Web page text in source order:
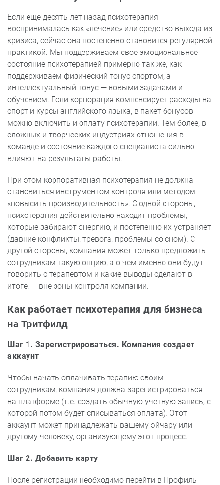
Если еще десять лет назад психотерапия
воспринималась как «лечение» или средство выхода из
кризиса, сейчас она постепенно становится регулярной
практикой. Мы поддерживаем свое эмоциональное
состояние психотерапией примерно так же, как
поддерживаем физический тонус спортом, а
интеллектуальный тонус — новыми задачами и
обучением. Если корпорация компенсирует расходы на
спорт и курсы английского языка, в пакет бонусов
можно включить и оплату психотерапии. Тем более, в
сложных и творческих индустриях отношения в
команде и состояние каждого специалиста сильно
влияют на результаты работы.
При этом корпоративная психотерапия не должна
становиться инструментом контроля или методом
«повысить производительность». С одной стороны,
психотерапия действительно находит проблемы,
которые забирают энергию, и постепенно их устраняет
(давние конфликты, тревога, проблемы со сном). С
другой стороны, компания может только предложить
сотрудникам такую опцию, а о чем именно они будут
говорить с терапевтом и какие выводы сделают в
итоге, — вне зоны контроля компании.
Как работает психотерапия для бизнеса
на Тритфилд
Шаг 1. Зарегистрироваться. Компания создает
аккаунт
Чтобы начать оплачивать терапию своим
сотрудникам, компания должна зарегистрироваться
на платформе (т.е. создать обычную учетную запись, с
которой потом будет списываться оплата). Этот
аккаунт может принадлежать вашему эйчару или
другому человеку, организующему этот процесс.
Шаг 2. Добавить карту
После регистрации необходимо перейти в Профиль —